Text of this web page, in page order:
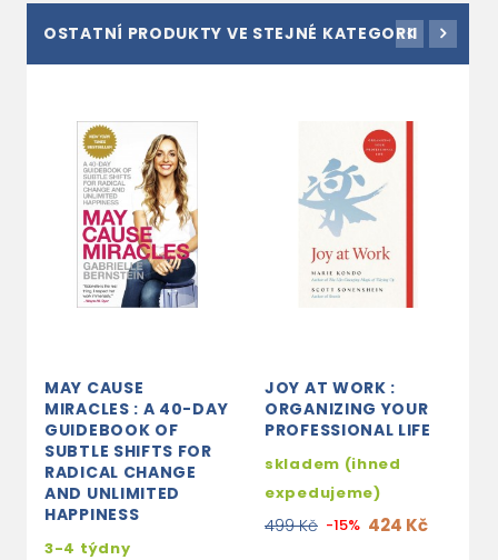
OSTATNÍ PRODUKTY VE STEJNÉ KATEGORII
MAY CAUSE
MIRACLES : A 40-DAY
GUIDEBOOK OF
SUBTLE SHIFTS FOR
RADICAL CHANGE
AND UNLIMITED
HAPPINESS
3-4 týdny
JOY AT WORK :
ORGANIZING YOUR
PROFESSIONAL LIFE
skladem (ihned
expedujeme)
499 Kč -15% 424 Kč